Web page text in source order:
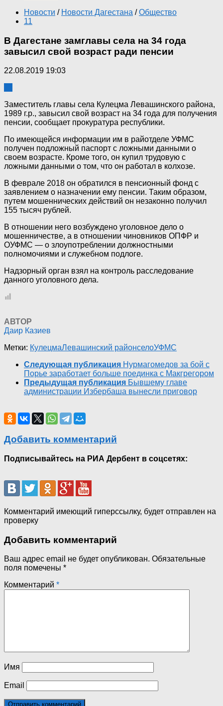
Новости / Новости Дагестана / Общество
11
В Дагестане замглавы села на 34 года
завысил свой возраст ради пенсии
22.08.2019 19:03
Заместитель главы села Кулецма Левашинского района,
1989 г.р., завысил свой возраст на 34 года для получения
пенсии, сообщает прокуратура республики.
По имеющейся информации им в райотделе УФМС
получен подложный паспорт с ложными данными о
своем возрасте. Кроме того, он купил трудовую с
ложными данными о том, что он работал в колхозе.
В феврале 2018 он обратился в пенсионный фонд с
заявлением о назначении ему пенсии. Таким образом,
путем мошеннических действий он незаконно получил
155 тысяч рублей.
В отношении него возбуждено уголовное дело о
мошенничестве, а в отношении чиновников ОПФР и
ОУФМС — о злоупотреблении должностными
полномочиями и служебном подлоге.
Надзорный орган взял на контроль расследование
данного уголовного дела.
АВТОР
Даир Казиев
Метки: КулецмаЛевашинский районселоУФМС
Следующая публикация Нурмагомедов за бой с
Порье заработает больше поединка с Макгрегором
Предыдущая публикация Бывшему главе
администрации Избербаша вынесли приговор
Добавить комментарий
Подписывайтесь на РИА Дербент в соцсетях:
Комментарий имеющий гиперссылку, будет отправлен на
проверку
Добавить комментарий
Ваш адрес email не будет опубликован. Обязательные
поля помечены *
Комментарий *
Имя
Email